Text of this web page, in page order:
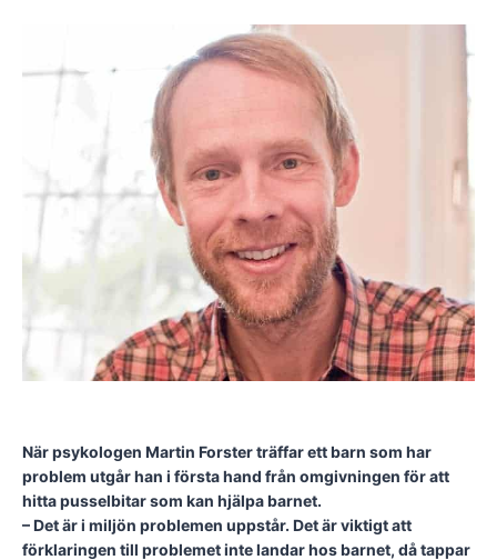
När psykologen Martin Forster träffar ett barn som har
problem utgår han i första hand från omgivningen för att
hitta pusselbitar som kan hjälpa barnet.
– Det är i miljön problemen uppstår. Det är viktigt att
förklaringen till problemet inte landar hos barnet, då tappar